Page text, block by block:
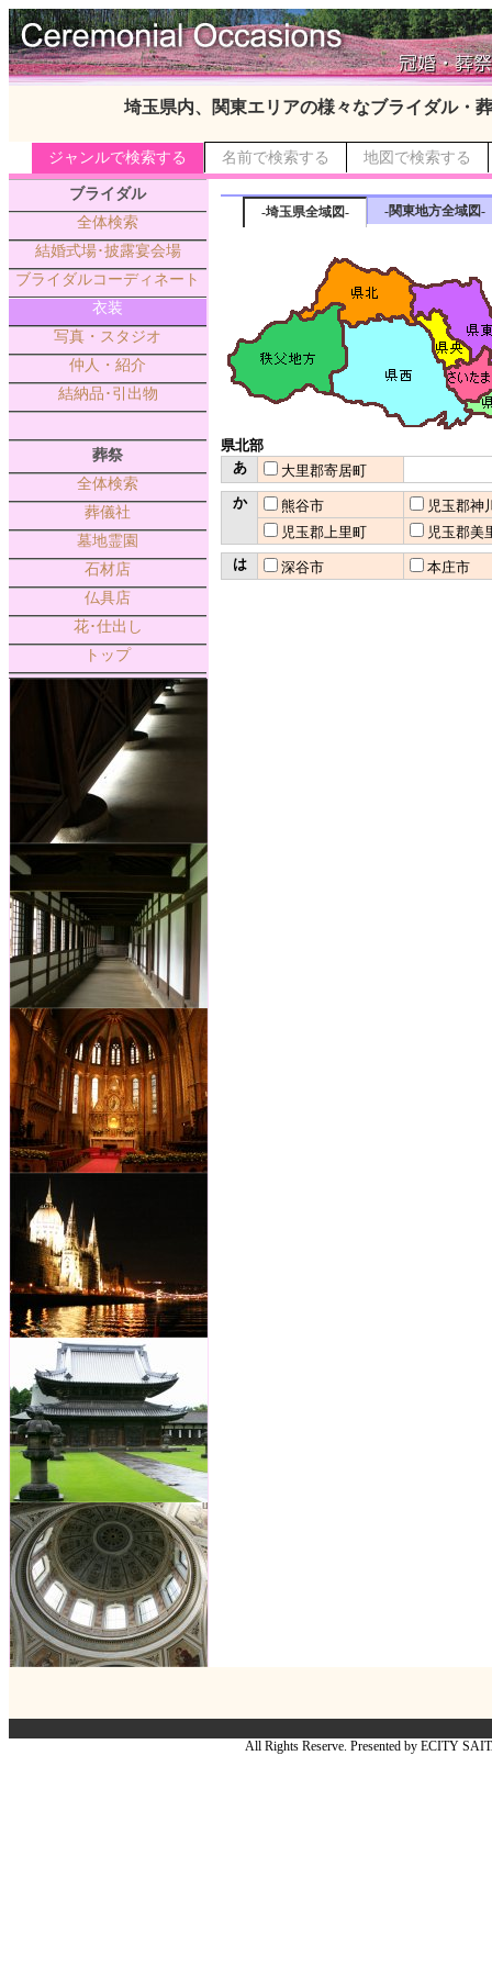
埼玉県内、関東エリアの様々なブライダル・
ジャンルで検索する 名前で検索する 地図で検索する
ブライダル
全体検索
結婚式場･披露宴会場
ブライダルコーディネート
衣装
写真・スタジオ
仲人・紹介
結納品･引出物
葬祭
全体検索
葬儀社
墓地霊園
石材店
仏具店
花･仕出し
トップ
-埼玉県全域図- -関東地方全域図-
県北部
あ
大里郡寄居町
か
熊谷市
児玉郡神
児玉郡上里町
児玉郡美
は
深谷市 本庄市
All Rights Reserve. Presented by ECITY